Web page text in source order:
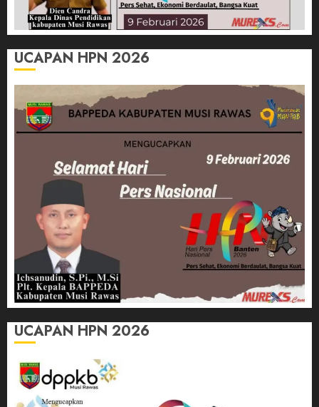
UCAPAN HPN 2026
UCAPAN HPN 2026